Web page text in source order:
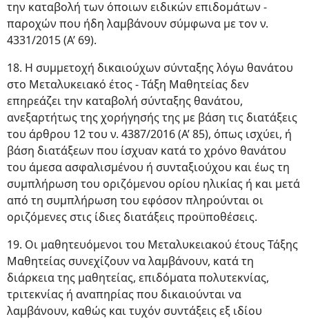
την καταβολή των όποιων ειδικών επιδομάτων -
παροχών που ήδη λαμβάνουν σύμφωνα με τον ν.
4331/2015 (Α’ 69).
18. Η συμμετοχή δικαιούχων σύνταξης λόγω θανάτου
στο Μεταλυκειακό έτος - Τάξη Μαθητείας δεν
επηρεάζει την καταβολή σύνταξης θανάτου,
ανεξαρτήτως της χορήγησής της με βάση τις διατάξεις
του άρθρου 12 του ν. 4387/2016 (Α’ 85), όπως ισχύει, ή
βάση διατάξεων που ίσχυαν κατά το χρόνο θανάτου
του άμεσα ασφαλισμένου ή συνταξιούχου και έως τη
συμπλήρωση του οριζόμενου ορίου ηλικίας ή και μετά
από τη συμπλήρωση του εφόσον πληρούνται οι
οριζόμενες στις ίδιες διατάξεις προϋποθέσεις.
19. Οι μαθητευόμενοι του Μεταλυκειακού έτους Τάξης
Μαθητείας συνεχίζουν να λαμβάνουν, κατά τη
διάρκεια της μαθητείας, επιδόματα πολυτεκνίας,
τριτεκνίας ή αναπηρίας που δικαιούνται να
λαμβάνουν, καθώς και τυχόν συντάξεις εξ ιδίου